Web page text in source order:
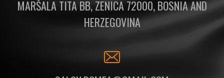
MARŠALA TITA BB, ZENICA 72000, BOSNIA AND
HERZEGOVINA